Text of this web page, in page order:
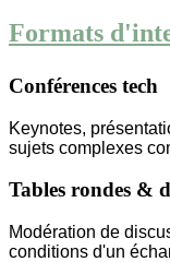
Formats
Conférences tech
Keynotes,
sujets complexes
Tables rondes &
Modération de
conditions d'un